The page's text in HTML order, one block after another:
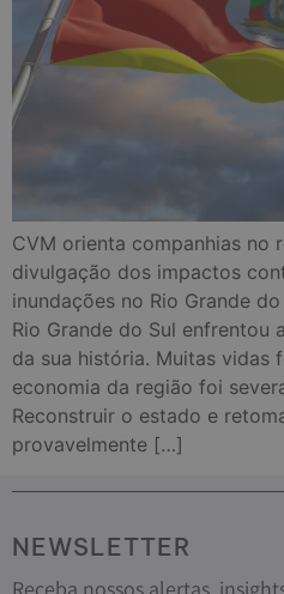
CVM orienta companhias no
divulgação dos impactos
inundações no Rio Grande
Rio Grande do Sul enfrentou
da sua história. Muitas vidas
economia da região foi
Reconstruir o estado e
provavelmente […]
NEWSLETTER